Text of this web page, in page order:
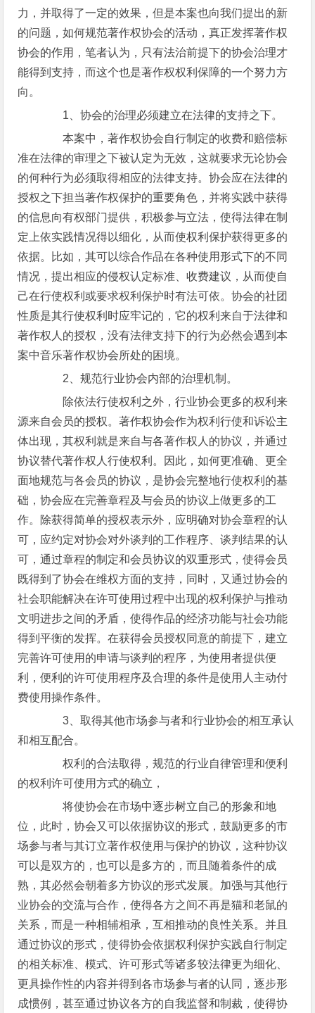
力，并取得了一定的效果，但是本案也向我们提出的新
的问题，如何规范著作权协会的活动，真正发挥著作权
协会的作用，笔者认为，只有法治前提下的协会治理才
能得到支持，而这个也是著作权权利保障的一个努力方
向。
1、协会的治理必须建立在法律的支持之下。
本案中，著作权协会自行制定的收费和赔偿标
准在法律的审理之下被认定为无效，这就要求无论协会
的何种行为必须取得相应的法律支持。协会应在法律的
授权之下担当著作权保护的重要角色，并将实践中获得
的信息向有权部门提供，积极参与立法，使得法律在制
定上依实践情况得以细化，从而使权利保护获得更多的
依据。比如，其可以综合作品在各种使用形式下的不同
情况，提出相应的侵权认定标准、收费建议，从而使自
己在行使权利或要求权利保护时有法可依。协会的社团
性质是其行使权利时应牢记的，它的权利来自于法律和
著作权人的授权，没有法律支持下的行为必然会遇到本
案中音乐著作权协会所处的困境。
2、规范行业协会内部的治理机制。
除依法行使权利之外，行业协会更多的权利来
源来自会员的授权。著作权协会作为权利行使和诉讼主
体出现，其权利就是来自与各著作权人的协议，并通过
协议替代著作权人行使权利。因此，如何更准确、更全
面地规范与各会员的协议，是协会完整地行使权利的基
础，协会应在完善章程及与会员的协议上做更多的工
作。除获得简单的授权表示外，应明确对协会章程的认
可，应约定对协会对外谈判的工作程序、谈判结果的认
可，通过章程的制定和会员协议的双重形式，使得会员
既得到了协会在维权方面的支持，同时，又通过协会的
社会职能解决在许可使用过程中出现的权利保护与推动
文明进步之间的矛盾，使得作品的经济功能与社会功能
得到平衡的发挥。在获得会员授权同意的前提下，建立
完善许可使用的申请与谈判的程序，为使用者提供便
利，便利的许可使用程序及合理的条件是使用人主动付
费使用操作条件。
3、取得其他市场参与者和行业协会的相互承认
和相互配合。
权利的合法取得，规范的行业自律管理和便利
的权利许可使用方式的确立，
将使协会在市场中逐步树立自己的形象和地
位，此时，协会又可以依据协议的形式，鼓励更多的市
场参与者与其订立著作权使用与保护的协议，这种协议
可以是双方的，也可以是多方的，而且随着条件的成
熟，其必然会朝着多方协议的形式发展。加强与其他行
业协会的交流与合作，使得各方之间不再是猫和老鼠的
关系，而是一种相辅相承，互相推动的良性关系。并且
通过协议的形式，使得协会依据权利保护实践自行制定
的相关标准、模式、许可形式等诸多较法律更为细化、
更具操作性的内容并得到各市场参与者的认同，逐步形
成惯例，甚至通过协议各方的自我监督和制裁，使得协